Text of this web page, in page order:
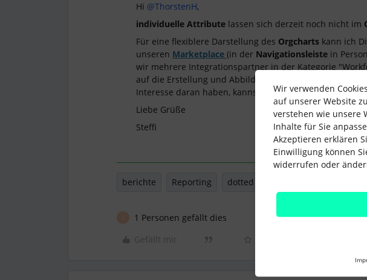
Hi @ThorstenH,
individuelle Attribute lassen sich derzeit noch nicht im
Für eine flexiblere Darstellung des Orgcharts kann ich
unseren Marketplace (in der Navigationsleiste in
wir mehrere Integrationspartner in der Kategorie
auf die Erstellung und Abbildung von
Interesse daran haben, kannst Du gerne einen Blick auf
Liebe Grüße
Steffi
berichte Reporting dotted lines
1 Personen gefällt dies
Gefällt mir
Wir verwenden
auf unserer Website
verstehen wie unsere
Inhalte für Sie
Akzeptieren erklären
Einwilligung können
widerrufen oder